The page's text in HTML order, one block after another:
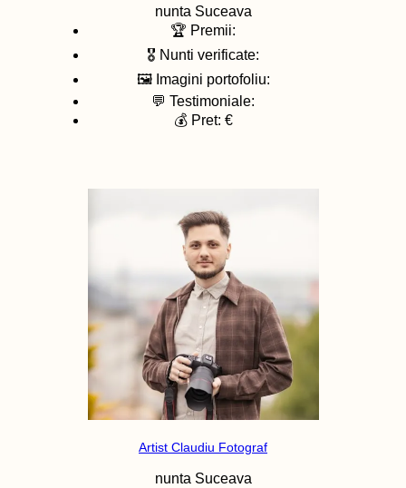
nunta Suceava
🏆 Premii:
🎖️ Nunti verificate:
🖼️ Imagini portofoliu:
💬 Testimoniale:
💰 Pret: €
Artist Claudiu Fotograf
nunta Suceava